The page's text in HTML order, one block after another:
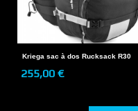
Kriega sac à dos Rucksack R30
255,00 €